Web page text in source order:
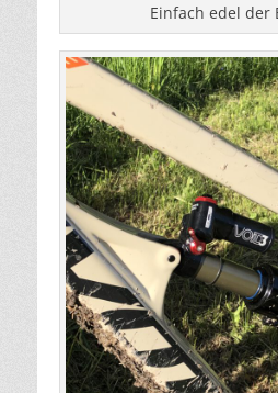
Einfach edel der